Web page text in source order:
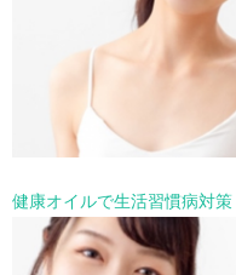
健康オイルで生活習慣病対